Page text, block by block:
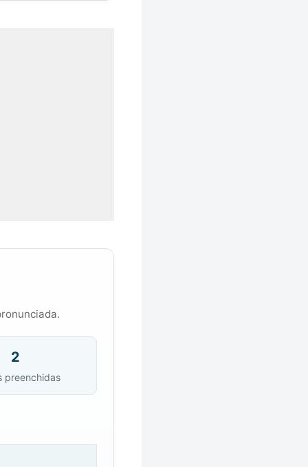
2
preenchidas